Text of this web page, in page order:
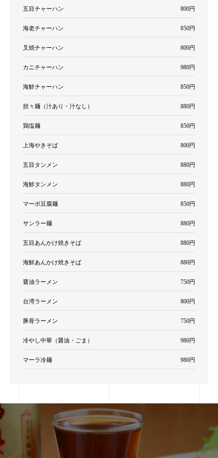
五目チャーハン 800円
海老チャーハン 850円
叉焼チャーハン 800円
カニチャーハン 980円
海鮮チャーハン 850円
担々麺（汁あり・汁なし） 880円
鶏塩麺 850円
上海やきそば 800円
五目タンメン 880円
海鮮タンメン 880円
マーボ豆腐麺 850円
サンラー麺 880円
五目あんかけ焼きそば 880円
海鮮あんかけ焼きそば 880円
醤油ラーメン 750円
台湾ラーメン 800円
豚骨ラーメン 750円
冷やし中華（醤油・ごま） 980円
マーラ冷麺 980円